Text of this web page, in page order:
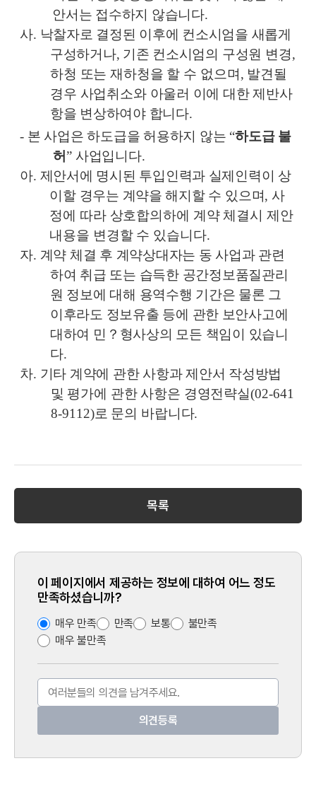
안서는 접수하지
않습니다.
사. 낙찰자로 결정된 이후에 컨소시엄을 새롭게
구성하거나, 기존 컨소시엄의 구성원 변경,
하청 또는 재하청을 할 수 없으며 , 발견될
경우 사업취소와 아울러 이에 대한 제반사
항을 변상하여야 합니다.
- 본 사업은 하도급을 허용하지 않는 “하도급 불
허” 사업입니다.
아. 제안서에 명시된 투입인력과 실제인력이 상
이할 경우는 계약을 해지할 수 있으며, 사
정에 따라 상호합의하에 계약 체결시 제안
내용을 변경할 수 있습니다.
자. 계약 체결 후 계약상대자는 동 사업과 관련
하여 취급 또는 습득한 공간정보품질관리
원 정보에 대해 용역수행 기간은 물론 그
이후라도 정보유출 등에 관한 보안사고에
대하여 민 ？ 형사상의 모든 책임이 있습니
다.
차. 기타 계약에 관한 사항과 제안서 작성방법
및 평가에 관한 사항은 경영전략실(02-641
8-9112)로 문의 바랍니다.
목록
이 페이지에서 제공하는 정보에 대하여 어느 정도
만족하셨습니까?
매우 만족 만족 보통
불만족
매우 불만족